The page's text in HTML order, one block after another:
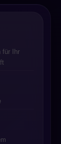
für Ihr
Ein
an
dazu,